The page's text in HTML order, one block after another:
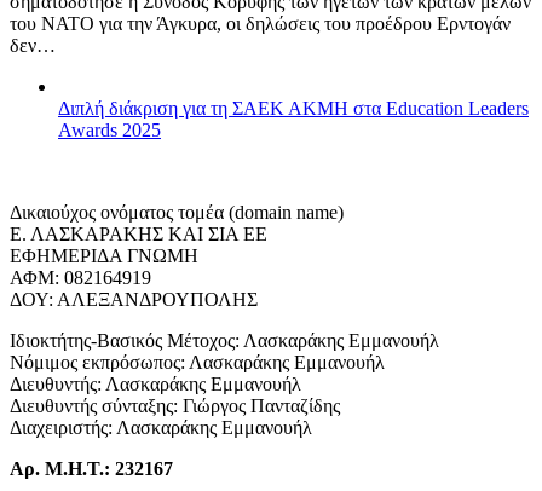
του ΝΑΤΟ για την Άγκυρα, οι δηλώσεις του προέδρου Ερντογάν
δεν…
Διπλή διάκριση για τη ΣΑΕΚ ΑΚΜΗ στα Education Leaders
Awards 2025
Δικαιούχος ονόματος τομέα (domain name)
Ε. ΛΑΣΚΑΡΑΚΗΣ ΚΑΙ ΣΙΑ ΕΕ
ΕΦΗΜΕΡΙΔΑ ΓΝΩΜΗ
ΑΦΜ: 082164919
ΔΟΥ: ΑΛΕΞΑΝΔΡΟΥΠΟΛΗΣ
Ιδιοκτήτης-Βασικός Μέτοχος: Λασκαράκης Εμμανουήλ
Νόμιμος εκπρόσωπος: Λασκαράκης Εμμανουήλ
Διευθυντής: Λασκαράκης Εμμανουήλ
Διευθυντής σύνταξης: Γιώργος Πανταζίδης
Διαχειριστής: Λασκαράκης Εμμανουήλ
Αρ. Μ.Η.Τ.: 232167